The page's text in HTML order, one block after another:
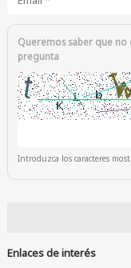
Queremos saber que
pregunta
Introduzca los caracteres
Enlaces de interés